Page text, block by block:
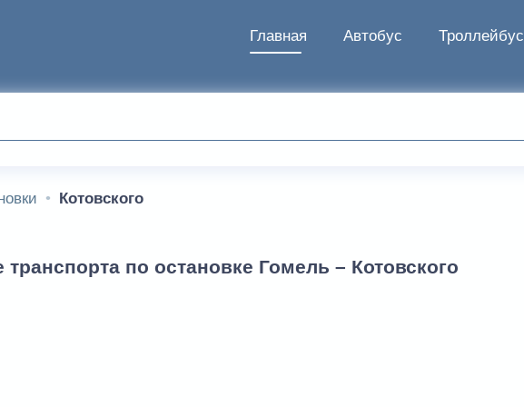
Главная Автобус Троллейбус
Котовского
транспорта по остановке Гомель – Котовского